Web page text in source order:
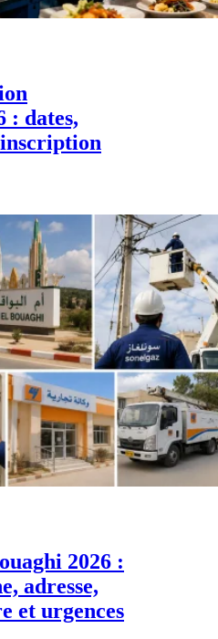
: dates,
2026 :
adresse,